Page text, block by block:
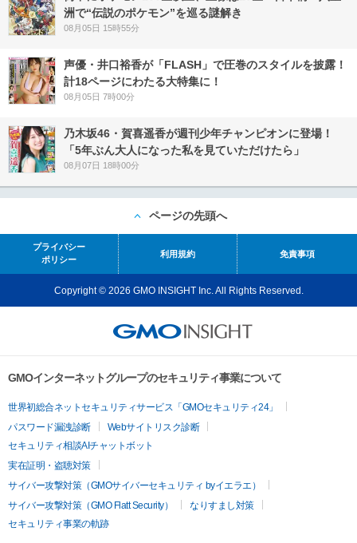
洲で“伝説のポケモン”を巡る謎解き
08月05日 15時55分
声優・井口裕香が「FLASH」で圧巻のスタイルを披露！
計18ページにわたる大特集に！
08月05日 7時00分
乃木坂46・賀喜遥香が週刊少年チャンピオンに登場！
「5年ぶん大人になった私を見ていただけたら」
08月07日 18時00分
ページの先頭へ
プライバシー
ポリシー
利用規約 免責事項
Copyright © 2026 GMO INSIGHT Inc. All Rights Reserved.
GMOインターネットグループのセキュリティ事業について
世界初総合ネットセキュリティサービス「GMOセキュリティ24」
パスワード漏洩診断
Webサイトリスク診断
セキュリティ相談AIチャットボット
実在証明・盗聴対策
サイバー攻撃対策（GMOサイバーセキュリティ byイエラエ）
サイバー攻撃対策（GMO Flatt Security）
なりすまし対策
セキュリティ事業の軌跡